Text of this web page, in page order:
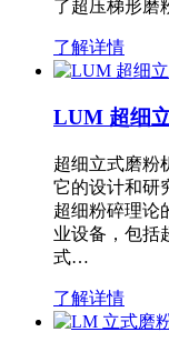
了超压梯形磨
了解详情
LUM 超细
超细立式磨粉
它的设计和研
超细粉碎理论
业设备，包括
式…
了解详情